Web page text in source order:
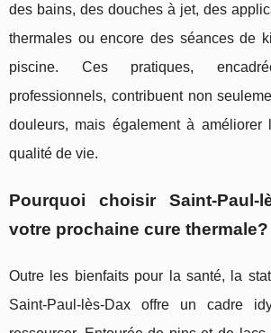
des bains, des douches à jet, des
thermales ou encore des séances de
piscine. Ces pratiques,
professionnels, contribuent non
douleurs, mais également à
qualité de vie.
Pourquoi choisir Saint-Paul-
votre prochaine cure thermale?
Outre les bienfaits pour la santé, la
Saint-Paul-lès-Dax offre un cadre